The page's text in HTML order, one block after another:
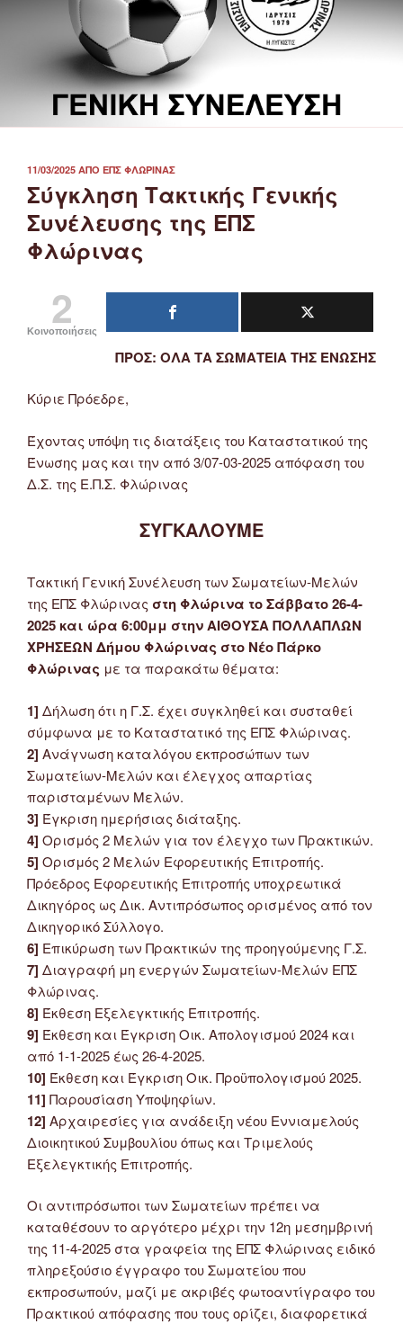
ΔΗΜΟΣΙΕΎΤΗΚΕ
ΣΤΙΣ
11/03/2025 ΑΠΌ ΕΠΣ ΦΛΏΡΙΝΑΣ
Σύγκληση Τακτικής Γενικής
Συνέλευσης της ΕΠΣ
Φλώρινας
2
Κοινοποιήσεις
ΠΡΟΣ: ΟΛΑ ΤΑ ΣΩΜΑΤΕΙΑ ΤΗΣ ΕΝΩΣΗΣ
Κύριε Πρόεδρε,
Έχοντας υπόψη τις διατάξεις του Καταστατικού της
Ένωσης μας και την από 3/07-03-2025 απόφαση του
Δ.Σ. της Ε.Π.Σ. Φλώρινας
ΣΥΓΚΑΛΟΥΜΕ
Τακτική Γενική Συνέλευση των Σωματείων-Μελών
της ΕΠΣ Φλώρινας στη Φλώρινα το Σάββατο 26-4-
2025 και ώρα 6:00μμ στην ΑΙΘΟΥΣΑ ΠΟΛΛΑΠΛΩΝ
ΧΡΗΣΕΩΝ Δήμου Φλώρινας στο Νέο Πάρκο
Φλώρινας με τα παρακάτω θέματα:
1] Δήλωση ότι η Γ.Σ. έχει συγκληθεί και συσταθεί
σύμφωνα με το Καταστατικό της ΕΠΣ Φλώρινας.
2] Ανάγνωση καταλόγου εκπροσώπων των
Σωματείων-Μελών και έλεγχος απαρτίας
παρισταμένων Μελών.
3] Έγκριση ημερήσιας διάταξης.
4] Ορισμός 2 Μελών για τον έλεγχο των Πρακτικών.
5] Ορισμός 2 Μελών Εφορευτικής Επιτροπής.
Πρόεδρος Εφορευτικής Επιτροπής υποχρεωτικά
Δικηγόρος ως Δικ. Αντιπρόσωπος ορισμένος από τον
Δικηγορικό Σύλλογο.
6] Επικύρωση των Πρακτικών της προηγούμενης Γ.Σ.
7] Διαγραφή μη ενεργών Σωματείων-Μελών ΕΠΣ
Φλώρινας.
8] Έκθεση Εξελεγκτικής Επιτροπής.
9] Έκθεση και Έγκριση Οικ. Απολογισμού 2024 και
από 1-1-2025 έως 26-4-2025.
10] Έκθεση και Έγκριση Οικ. Προϋπολογισμού 2025.
11] Παρουσίαση Υποψηφίων.
12] Αρχαιρεσίες για ανάδειξη νέου Εννιαμελούς
Διοικητικού Συμβουλίου όπως και Τριμελούς
Εξελεγκτικής Επιτροπής.
Οι αντιπρόσωποι των Σωματείων πρέπει να
καταθέσουν το αργότερο μέχρι την 12η μεσημβρινή
της 11-4-2025 στα γραφεία της ΕΠΣ Φλώρινας ειδικό
πληρεξούσιο έγγραφο του Σωματείου που
εκπροσωπούν, μαζί με ακριβές φωτοαντίγραφο του
Πρακτικού απόφασης που τους ορίζει, διαφορετικά